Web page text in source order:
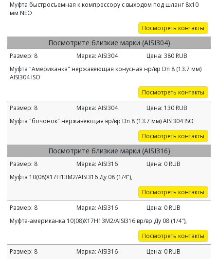
Муфта быстросъемная к компрессору с выходом под шланг 8х10
мм NEO
Посмотреть контакты
Посмотрите близкие марки (AISI304)
Размер: 8 Марка: AISI304 Цена: 380 RUB
Муфта "Американка" нержавеющая конусная нр/вр Dn 8 (13.7 мм)
AISI304 ISO
Посмотреть контакты
Размер: 8 Марка: AISI304 Цена: 130 RUB
Муфта "бочонок" нержавеющая вр/вр Dn 8 (13.7 мм) AISI304 ISO
Посмотреть контакты
Посмотрите близкие марки (AISI316)
Размер: 8 Марка: AISI316 Цена: 0 RUB
Муфта 10(08)Х17Н13М2/AISI316 Ду 08 (1/4"),
Посмотреть контакты
Размер: 8 Марка: AISI316 Цена: 0 RUB
Муфта-американка 10(08)Х17Н13М2/AISI316 вр/вр Ду 08 (1/4"),
Посмотреть контакты
Размер: 8 Марка: AISI316 Цена: 0 RUB